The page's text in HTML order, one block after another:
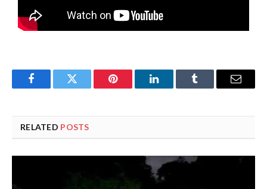
FacebookTwitter Pinterest LinkedInTumblr Email
RELATED POSTS